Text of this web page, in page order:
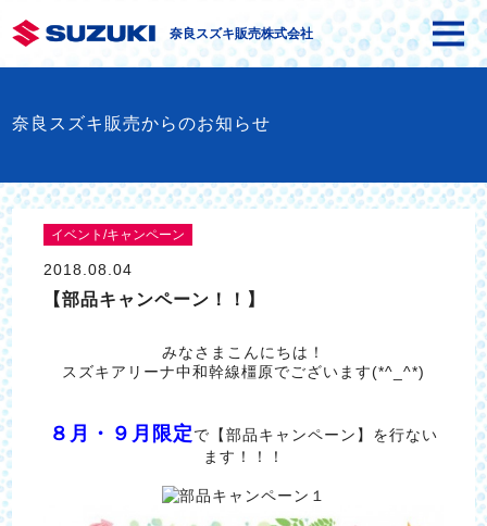
奈良スズキ販売株式会社
奈良スズキ販売からのお知らせ
イベント/キャンペーン
2018.08.04
【部品キャンペーン！！】
みなさまこんにちは！
スズキアリーナ中和幹線橿原でございます(*^_^*)
８月・９月限定で【部品キャンペーン】を行ない
ます！！！